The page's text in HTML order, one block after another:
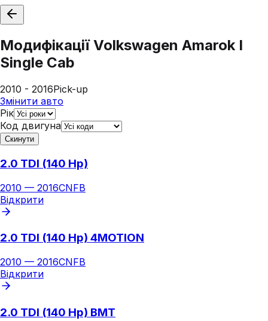
МодифікаціїVolkswagen Amarok I
Single Cab
2010 - 2016Pick-up
Змінити авто
Рік
Код двигуна
Скинути
2.0 TDI (140 Hp)
2010 — 2016CNFB
Відкрити
2.0 TDI (140 Hp) 4MOTION
2010 — 2016CNFB
Відкрити
2.0 TDI (140 Hp) BMT